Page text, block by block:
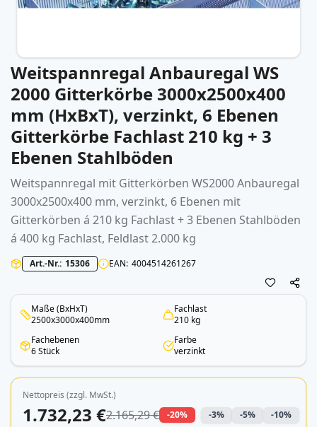
Zum
Anfang
der
Bildergalerie
springen
Weitspannregal Anbauregal WS
2000 Gitterkörbe 3000x2500x400
mm (HxBxT), verzinkt, 6 Ebenen
Gitterkörbe Fachlast 210 kg + 3
Ebenen Stahlböden
Weitspannregal mit Gitterkörben WS2000 Anbauregal
3000x2500x400 mm, verzinkt, 6 Ebenen mit
Gitterkörben á 210 kg Fachlast + 3 Ebenen Stahlböden
á 400 kg Fachlast, Feldlast 2.000 kg
Art.-Nr. 15306 EAN 4004514261267
Maße (BxHxT)
2500x3000x400mm
Fachlast
210 kg
Fachebenen
6 Stück
Farbe
verzinkt
Nettopreis (zzgl. MwSt.)
1.732,23 €2.165,29 € -20% -3% -5% -10%